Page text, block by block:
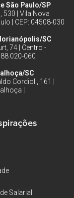
São Paulo/SP
530 | Vila Nova
| CEP: 04508-030
SC
74 | Centro -
060
SC
Cordioli, 161 |
|
Salarial